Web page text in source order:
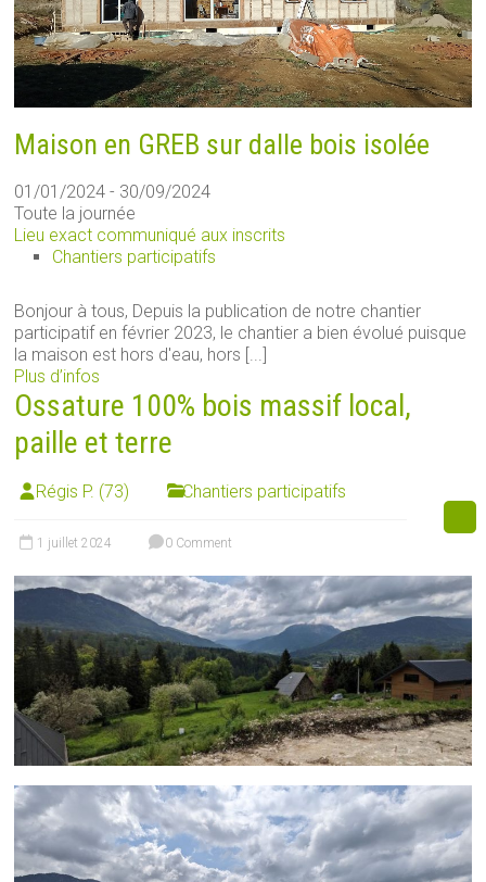
Maison en GREB sur dalle bois isolée
01/01/2024 - 30/09/2024
Toute la journée
Lieu exact communiqué aux inscrits
Chantiers participatifs
Bonjour à tous, Depuis la publication de notre chantier
participatif en février 2023, le chantier a bien évolué puisque
la maison est hors d'eau, hors [...]
Plus d’infos
Ossature 100% bois massif local,
paille et terre
Régis P. (73) Chantiers participatifs
1 juillet 2024 0 Comment